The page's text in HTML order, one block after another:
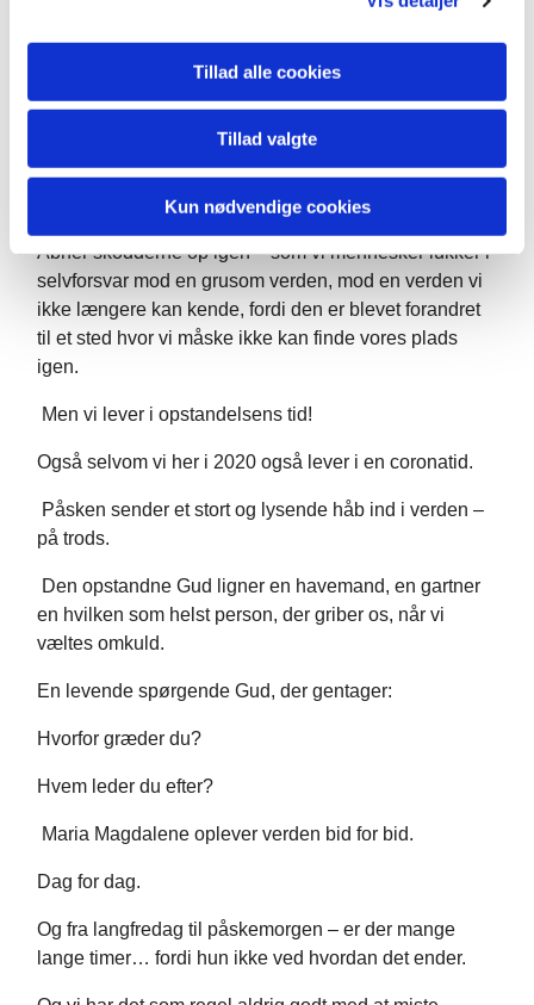
Tillad alle cookies
Tillad valgte
Kun nødvendige cookies
Og hun begynder at fortælle, som når vi selv fortæller
om vores frustrationer til det den, der giver sig tid til at
spørge: Er du okay? Hvad er der i vejen?
For det lille spørgsmål Hvorfor græder du? - åbner
Åbner skodderne op igen – som vi mennesker lukker i
selvforsvar mod en grusom verden, mod en verden vi
ikke længere kan kende, fordi den er blevet forandret
til et sted hvor vi måske ikke kan finde vores plads
igen.
Men vi lever i opstandelsens tid!
Også selvom vi her i 2020 også lever i en coronatid.
Påsken sender et stort og lysende håb ind i verden –
på trods.
Den opstandne Gud ligner en havemand, en gartner
en hvilken som helst person, der griber os, når vi
væltes omkuld.
En levende spørgende Gud, der gentager:
Hvorfor græder du?
Hvem leder du efter?
Maria Magdalene oplever verden bid for bid.
Dag for dag.
Og fra langfredag til påskemorgen – er der mange
lange timer… fordi hun ikke ved hvordan det ender.